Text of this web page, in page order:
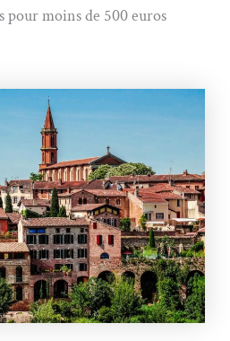
pour moins de 500 euros